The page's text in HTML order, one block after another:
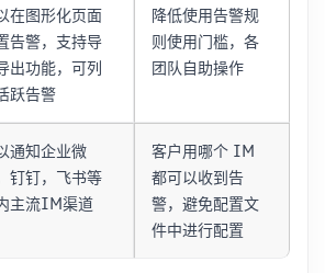
在图形化页面
告警，支持导
出功能，可列
跃告警
降低使用告警规
则使用门槛，各
团队自助操作
通知企业微
钉钉，飞书等
主流IM渠道
客户用哪个 IM
都可以收到告
警，避免配置文
件中进行配置